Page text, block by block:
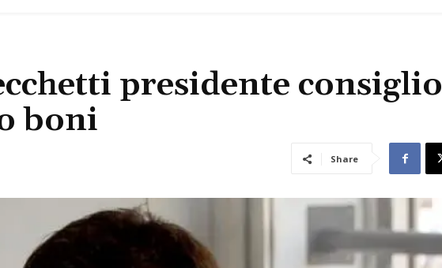
presidente consiglio
boni
Share